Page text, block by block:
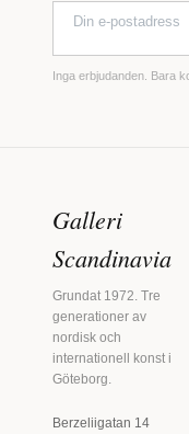
Inga erbjudanden. Bara
Galleri
Scandinavia
Grundat 1972. Tre
generationer av
nordisk och
internationell konst i
Göteborg.
Berzeliigatan 14